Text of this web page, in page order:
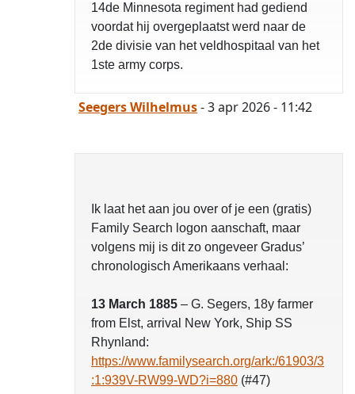
14de Minnesota regiment had gediend
voordat hij overgeplaatst werd naar de
2de divisie van het veldhospitaal van het
1ste army corps.
Seegers Wilhelmus- 3 apr 2026 - 11:42
Ik laat het aan jou over of je een (gratis)
Family Search logon aanschaft, maar
volgens mij is dit zo ongeveer Gradus’
chronologisch Amerikaans verhaal:
13 March 1885 – G. Segers, 18y farmer
from Elst, arrival New York, Ship SS
Rhynland:
https://www.familysearch.org/ark:/61903/3
:1:939V-RW99-WD?i=880 (#47)